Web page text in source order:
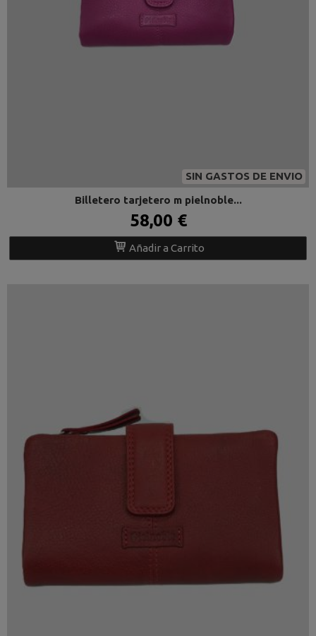
SIN GASTOS DE ENVIO
Billetero tarjetero m pielnoble...
58,00 €
Añadir a Carrito